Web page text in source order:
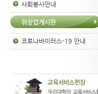
사회봉사안내
취창업게시판
코로나바이러스-19 안내